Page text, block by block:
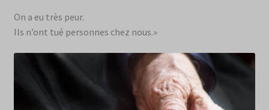
On a eu très peur.
Ils n’ont tué personnes chez nous.»